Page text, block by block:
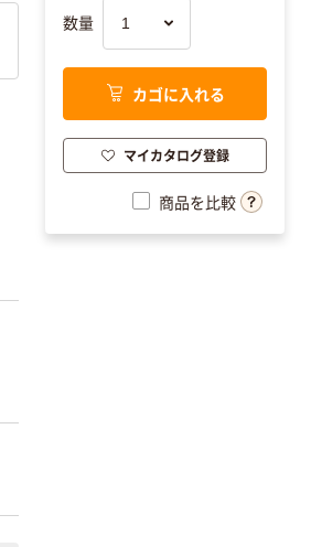
数量
カゴに入れる
マイカタログ登録
商品を比較